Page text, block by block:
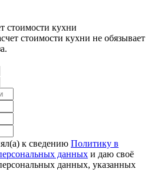
стоимости кухни
стоимости кухни не обязывает
к сведению Политику в
данных и даю своё
данных, указанных